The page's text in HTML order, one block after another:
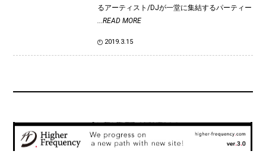
るアーティスト/DJが一堂に集結するパーティー
...READ MORE
2019.3.15